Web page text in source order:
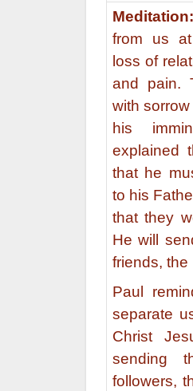
Meditation:
from us at
loss of
and pain.
with
his
explained
that he
to his
that they
He will
friends, the
Paul
separate
Christ
sending
followers,